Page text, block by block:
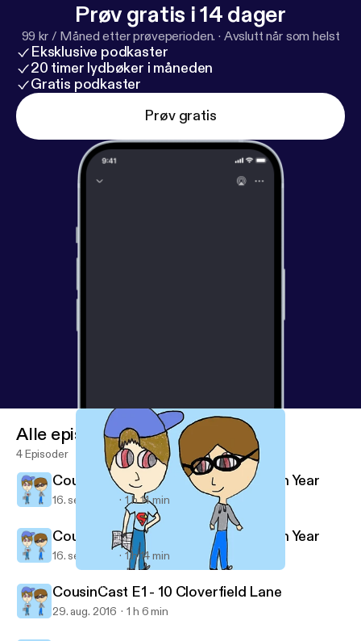
Prøv gratis i 14 dager
99 kr / Måned etter prøveperioden. · Avslutt når som helst
Eksklusive podkaster
20 timer lydbøker i måneden
Gratis podkaster
Prøv gratis
CousinCast
Alle episoder
4 Episoder
CousinCast E2 - The Purge: Election Year
16. sep. 2016 1 h 14 min
CousinCast E2 - The Purge: Election Year
16. sep. 2016 1 h 14 min
CousinCast E1 - 10 Cloverfield Lane
29. aug. 2016 1 h 6 min